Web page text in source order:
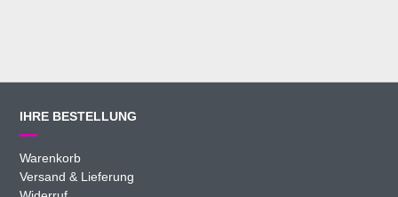
IHRE BESTELLUNG
Warenkorb
Versand & Lieferung